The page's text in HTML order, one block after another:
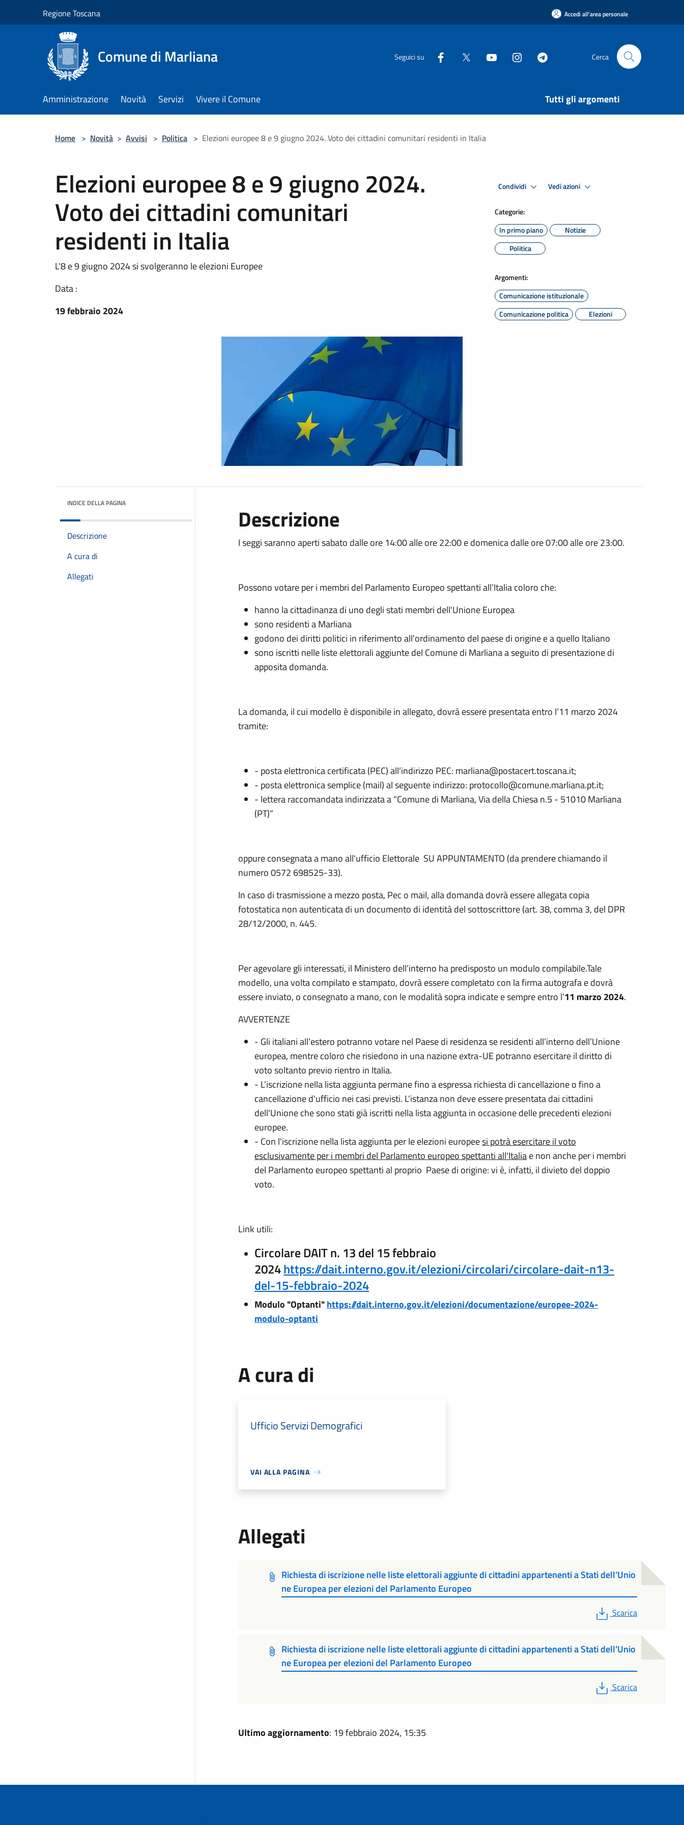
Regione Toscana Accedi all'area personale
Comune di Marliana Seguici su Cerca
Amministrazione Novità Servizi Vivere il Comune Tutti gli argomenti
Home > Novità > Avvisi > Politica > Elezioni europee 8 e 9 giugno 2024. Voto dei cittadini comunitari residenti in Italia
Elezioni europee 8 e 9 giugno 2024.
Voto dei cittadini comunitari
residenti in Italia
L'8 e 9 giugno 2024 si svolgeranno le elezioni Europee
Data :
19 febbraio 2024
Condividi Vedi azioni
Categorie:
In primo piano
Notizie
Politica
Argomenti:
Comunicazione istituzionale
Comunicazione politica
Elezioni
INDICE DELLA PAGINA
Descrizione
A cura di
Allegati
Descrizione
I seggi saranno aperti sabato dalle ore 14:00 alle ore 22:00 e domenica dalle ore 07:00 alle ore 23:00.
Possono votare per i membri del Parlamento Europeo spettanti all’Italia coloro che:
hanno la cittadinanza di uno degli stati membri dell'Unione Europea
sono residenti a Marliana
godono dei diritti politici in riferimento all'ordinamento del paese di origine e a quello Italiano
sono iscritti nelle liste elettorali aggiunte del Comune di Marliana a seguito di presentazione di
apposita domanda.
La domanda, il cui modello è disponibile in allegato, dovrà essere presentata entro l’11 marzo 2024
tramite:
- posta elettronica certificata (PEC) all’indirizzo PEC: marliana@postacert.toscana.it;
- posta elettronica semplice (mail) al seguente indirizzo: protocollo@comune.marliana.pt.it;
- lettera raccomandata indirizzata a “Comune di Marliana, Via della Chiesa n.5 - 51010 Marliana
(PT)”
oppure consegnata a mano all'ufficio Elettorale SU APPUNTAMENTO (da prendere chiamando il
numero 0572 698525-33).
In caso di trasmissione a mezzo posta, Pec o mail, alla domanda dovrà essere allegata copia
fotostatica non autenticata di un documento di identità del sottoscrittore (art. 38, comma 3, del DPR
28/12/2000, n. 445.
Per agevolare gli interessati, il Ministero dell’interno ha predisposto un modulo compilabile.Tale
modello, una volta compilato e stampato, dovrà essere completato con la firma autografa e dovrà
essere inviato, o consegnato a mano, con le modalità sopra indicate e sempre entro l’11 marzo 2024.
AVVERTENZE
- Gli italiani all’estero potranno votare nel Paese di residenza se residenti all’interno dell’Unione
europea, mentre coloro che risiedono in una nazione extra-UE potranno esercitare il diritto di
voto soltanto previo rientro in Italia.
- L’iscrizione nella lista aggiunta permane fino a espressa richiesta di cancellazione o fino a
cancellazione d'ufficio nei casi previsti. L'istanza non deve essere presentata dai cittadini
dell'Unione che sono stati già iscritti nella lista aggiunta in occasione delle precedenti elezioni
europee.
- Con l'iscrizione nella lista aggiunta per le elezioni europeesi potrà esercitare il voto
esclusivamente per i membri del Parlamento europeo spettanti all'Italiae non anche per i membri
del Parlamento europeo spettanti al proprio Paese di origine: vi è, infatti, il divieto del doppio
voto.
Link utili:
Circolare DAIT n. 13 del 15 febbraio
2024https://dait.interno.gov.it/elezioni/circolari/circolare-dait-n13-
del-15-febbraio-2024
Modulo "Optanti"https://dait.interno.gov.it/elezioni/documentazione/europee-2024-
modulo-optanti
A cura di
Ufficio Servizi Demografici
VAI ALLA PAGINA
Allegati
Richiesta di iscrizione nelle liste elettorali aggiunte di cittadini appartenenti a Stati dell’Unio
ne Europea per elezioni del Parlamento Europeo
PDF
Scarica
Richiesta di iscrizione nelle liste elettorali aggiunte di cittadini appartenenti a Stati dell’Unio
ne Europea per elezioni del Parlamento Europeo
PDF
Scarica
Ultimo aggiornamento: 19 febbraio 2024, 15:35